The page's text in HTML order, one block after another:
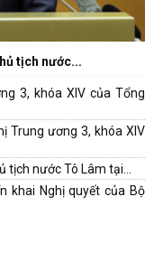
tịch nước...
3, khóa XIV của Tổng
Trung ương 3, khóa XIV
tịch nước Tô Lâm tại...
khai Nghị quyết của Bộ